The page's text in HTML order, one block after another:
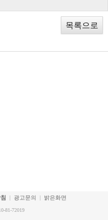
목록으로
광고문의 밝은화면
81-72019